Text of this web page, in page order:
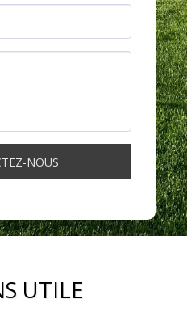
NOUS
UTILE